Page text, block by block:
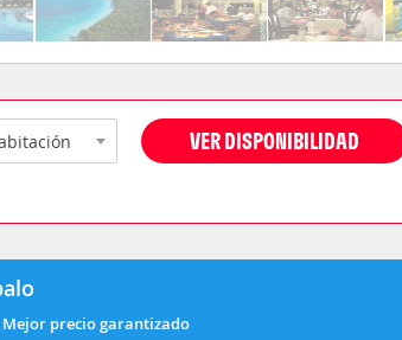
VER DISPONIBILIDAD
Mejor precio garantizado